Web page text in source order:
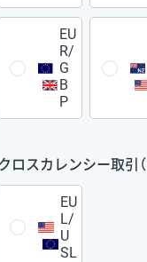
EU
R/
G
B
P
ロスカレンシー取引
EU
L/
U
SL